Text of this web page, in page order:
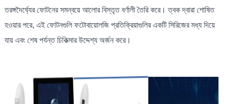
তরঙ্গদৈর্ঘ্যের ফোটনের সমন্বয়ে আলোর বিস্তৃত বর্ণালী তৈরি করে। ত্বক দ্বারা শোষিত
হওয়ার পরে, এই ফোটনগুলি ফটোবায়োলজি প্রতিক্রিয়াগুলির একটি সিরিজের মধ্য দিয়ে
যায় এবং শেষ পর্যন্ত চিকিত্সার উদ্দেশ্য অর্জন করে।